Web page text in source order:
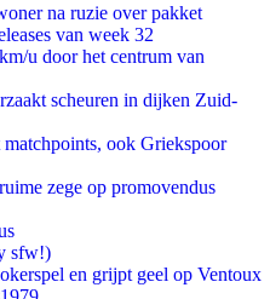
na ruzie over pakket
van week 32
u door het centrum van
scheuren in dijken Zuid-
ook Griekspoor
zege op promovendus
sfw!)
en grijpt geel op Ventoux